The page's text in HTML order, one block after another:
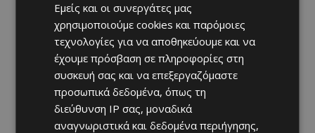
Εμείς και οι συνεργάτες μας
χρησιμοποιούμε cookies και παρόμοιες
τεχνολογίες για να αποθηκεύουμε και να
έχουμε πρόσβαση σε πληροφορίες στη
συσκευή σας και να επεξεργαζόμαστε
προσωπικά δεδομένα, όπως τη
διεύθυνση IP σας, μοναδικά
αναγνωριστικά και δεδομένα περιήγησης,